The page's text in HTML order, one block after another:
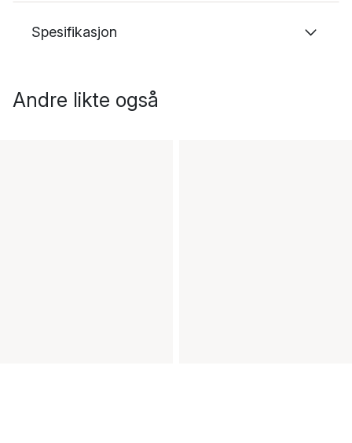
Spesifikasjon
Andre likte også